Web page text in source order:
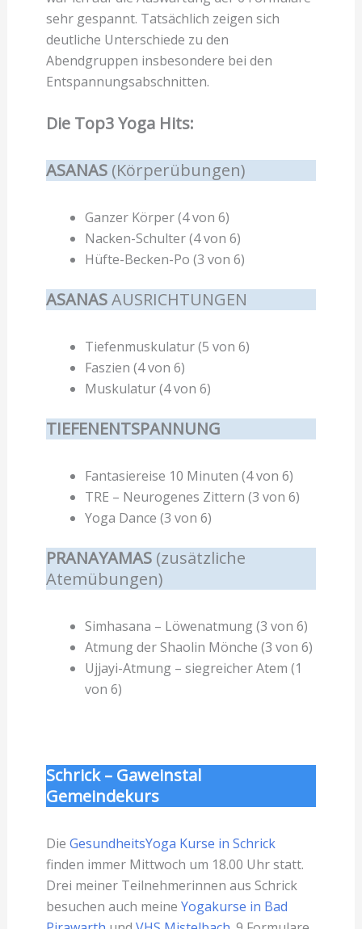
sehr gespannt. Tatsächlich zeigen sich
deutliche Unterschiede zu den
Abendgruppen insbesondere bei den
Entspannungsabschnitten.
Die Top3 Yoga Hits:
ASANAS (Körperübungen)
Ganzer Körper (4 von 6)
Nacken-Schulter (4 von 6)
Hüfte-Becken-Po (3 von 6)
ASANASAUSRICHTUNGEN
Tiefenmuskulatur (5 von 6)
Faszien (4 von 6)
Muskulatur (4 von 6)
TIEFENENTSPANNUNG
Fantasiereise 10 Minuten (4 von 6)
TRE – Neurogenes Zittern (3 von 6)
Yoga Dance (3 von 6)
PRANAYAMAS(zusätzliche
Atemübungen)
Simhasana – Löwenatmung (3 von 6)
Atmung der Shaolin Mönche (3 von 6)
Ujjayi-Atmung – siegreicher Atem (1
von 6)
Schrick – Gaweinstal
Gemeindekurs
Die GesundheitsYoga Kurse in Schrick
finden immer Mittwoch um 18.00 Uhr statt.
Drei meiner Teilnehmerinnen aus Schrick
besuchen auch meine Yogakurse in Bad